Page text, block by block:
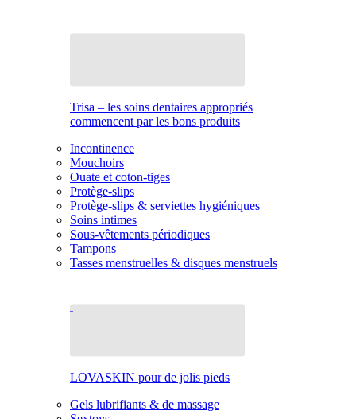
Trisa – les soins dentaires appropriés
commencent par les bons produits
Incontinence
Mouchoirs
Ouate et coton-tiges
Protège-slips
Protège-slips & serviettes hygiéniques
Soins intimes
Sous-vêtements périodiques
Tampons
Tasses menstruelles & disques menstruels
LOVASKIN pour de jolis pieds
Gels lubrifiants & de massage